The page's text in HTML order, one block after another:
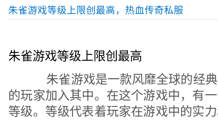
朱雀游戏等级上限创最高，热血传奇私服
朱雀游戏等级上限创最高
朱雀游戏是一款风靡全球的经典
的玩家加入其中。在这个游戏中，有
等级。等级代表着玩家在游戏中的实